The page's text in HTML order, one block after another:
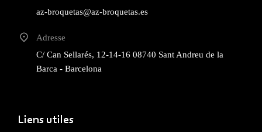
az-broquetas@az-broquetas.es
Adresse
C/ Can Sellarés, 12-14-16 08740 Sant Andreu de la
Barca - Barcelona
Liens utiles